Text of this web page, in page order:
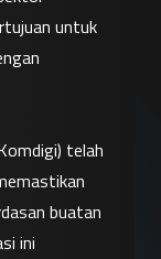
untuk
telah
buatan
ini